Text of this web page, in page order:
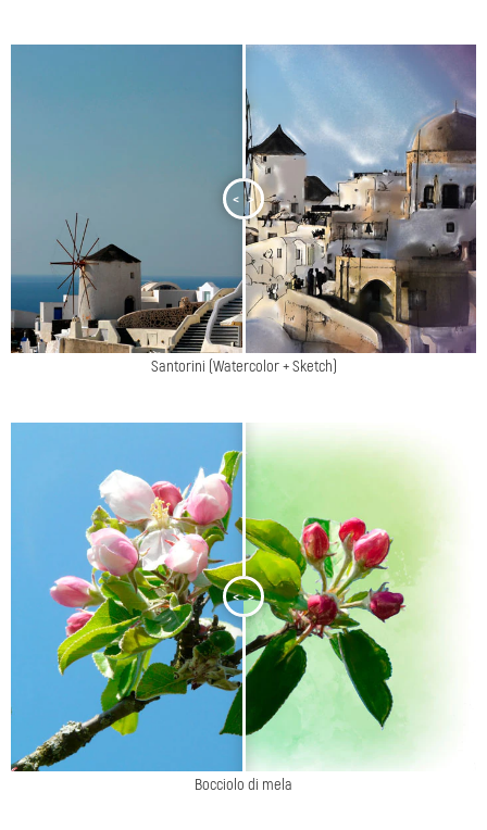
< >
Santorini (Watercolor + Sketch)
< >
Bocciolo di mela